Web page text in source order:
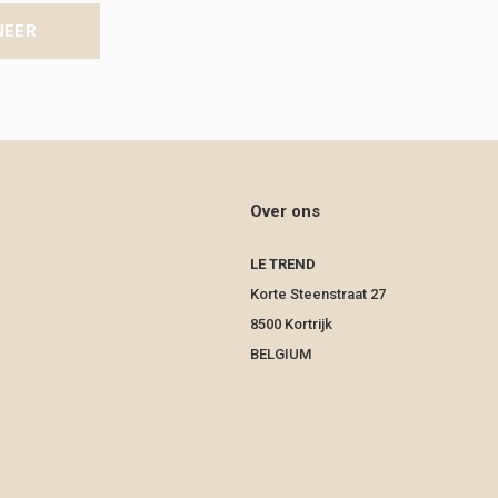
Over ons
LE TREND
Korte Steenstraat 27
8500 Kortrijk
BELGIUM